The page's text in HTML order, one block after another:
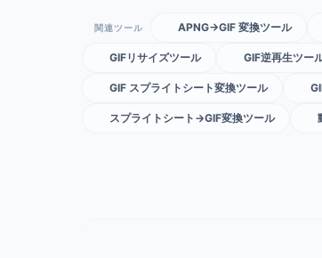
関連ツール APNG→GIF 変換ツール
GIFリサイズツール GIF逆再生ツー
GIF スプライトシート変換ツール
スプライトシート→GIF変換ツール